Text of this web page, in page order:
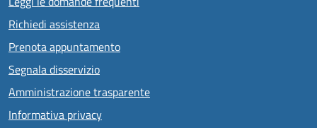
Richiedi assistenza
Prenota appuntamento
Segnala disservizio
Amministrazione trasparente
Informativa privacy